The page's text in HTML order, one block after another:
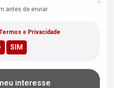
antes de enviar.
e Privacidade
interesse